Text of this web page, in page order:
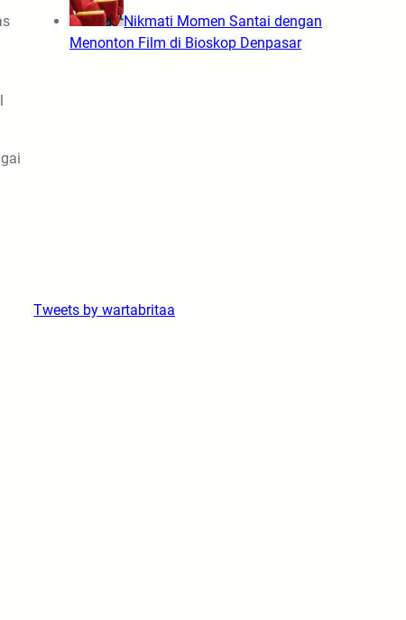
Nikmati Momen Santai dengan
Menonton Film di Bioskop Denpasar
Tweets by wartabritaa